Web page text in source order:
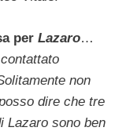
per Lazaro…
non
dire che tre
Lazaro sono ben